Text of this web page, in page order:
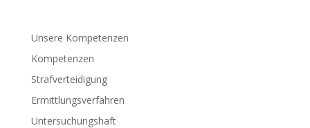
Unsere Kompetenzen
Kompetenzen
Strafverteidigung
Ermittlungsverfahren
Untersuchungshaft